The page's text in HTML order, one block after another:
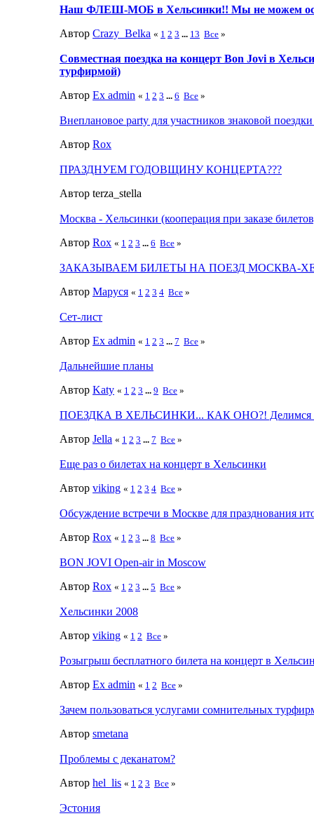
Наш ФЛЕШ-МОБ в Хельсинки!! Мы не можем
Автор Crazy_Belka « 1 2 3 ... 13 Все »
Совместная поездка на концерт Bon Jovi в
турфирмой)
Автор Ex admin « 1 2 3 ... 6 Все »
Внеплановое party для участников знаковой
Автор Rox
ПРАЗДНУЕМ ГОДОВЩИНУ КОНЦЕРТА???
Автор terza_stella
Москва - Хельсинки (кооперация при заказе
Автор Rox « 1 2 3 ... 6 Все »
ЗАКАЗЫВАЕМ БИЛЕТЫ НА ПОЕЗД МОСКВА-
Автор Маруся « 1 2 3 4 Все »
Сет-лист
Автор Ex admin « 1 2 3 ... 7 Все »
Дальнейшие планы
Автор Katy « 1 2 3 ... 9 Все »
ПОЕЗДКА В ХЕЛЬСИНКИ... КАК ОНО?! Делимся
Автор Jella « 1 2 3 ... 7 Все »
Еще раз о билетах на концерт в Хельсинки
Автор viking « 1 2 3 4 Все »
Обсуждение встречи в Москве для празднования
Автор Rox « 1 2 3 ... 8 Все »
BON JOVI Open-air in Moscow
Автор Rox « 1 2 3 ... 5 Все »
Хельсинки 2008
Автор viking « 1 2 Все »
Розыгрыш бесплатного билета на концерт в
Автор Ex admin « 1 2 Все »
Зачем пользоваться услугами сомнительных
Автор smetana
Проблемы с деканатом?
Автор hel_lis « 1 2 3 Все »
Эстония